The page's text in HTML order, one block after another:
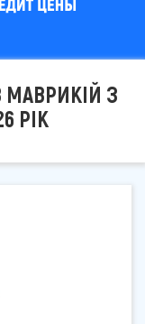
З
РІК